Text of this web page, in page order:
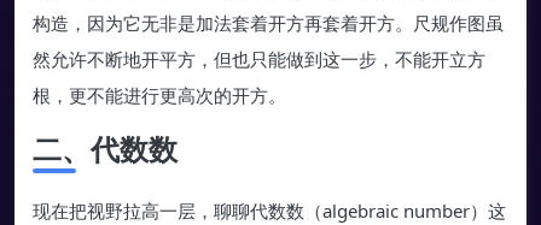
构造，因为它无非是加法套着开方再套着开方。尺规作图虽
然允许不断地开平方，但也只能做到这一步，不能开立方
根，更不能进行更高次的开方。
二、代数数
现在把视野拉高一层，聊聊代数数（algebraic number）这